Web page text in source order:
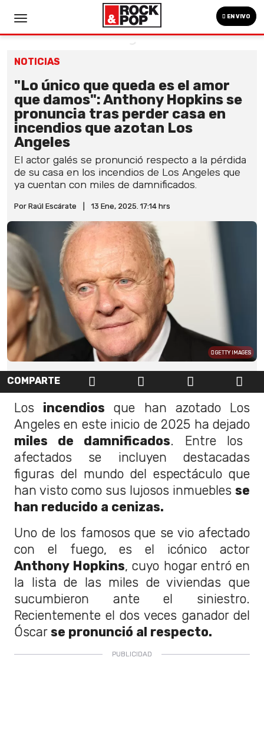
EN VIVO
NOTICIAS
"Lo único que queda es el amor
que damos": Anthony Hopkins se
pronuncia tras perder casa en
incendios que azotan Los
Angeles
El actor galés se pronunció respecto a la pérdida
de su casa en los incendios de Los Angeles que
ya cuentan con miles de damnificados.
Por Raúl Escárate 13 Ene, 2025. 17:14 hrs
GETTY IMAGES
COMPARTE
Los incendios que han azotado Los
Angeles en este inicio de 2025 ha dejado
miles de damnificados. Entre los
afectados se incluyen destacadas
figuras del mundo del espectáculo que
han visto como sus lujosos inmuebles se
han reducido a cenizas.
Uno de los famosos que se vio afectado
con el fuego, es el icónico actor
Anthony Hopkins, cuyo hogar entró en
la lista de las miles de viviendas que
sucumbieron ante el siniestro.
Recientemente el dos veces ganador del
Óscar se pronunció al respecto.